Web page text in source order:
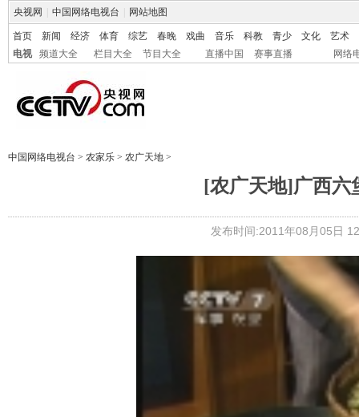
央视网 中国网络电视台 网站地图
首页 新闻 经济 体育 综艺 春晚 戏曲 音乐 科教 青少 文化
艺术
电视
频道大全 栏目大全 节目大全 直播中国 赛事直播 网络
中国网络电视台 > 农家乐 > 农广天地 >
[农广天地]广西六
发布时间:2011年08月05日